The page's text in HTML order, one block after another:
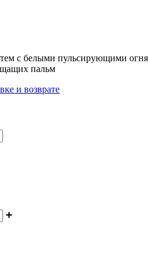
с белыми пульсирующими
пальм
и возврате